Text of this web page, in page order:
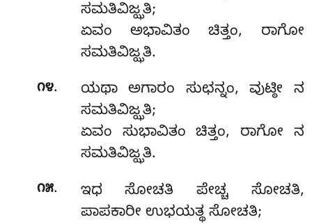
ಸಮತಿವಿಜ್ಝತಿ;
ಏವಂ ಅಭಾವಿತಂ ಚಿತ್ತಂ, ರಾಗೋ
ಸಮತಿವಿಜ್ಝತಿ.
೧೪. ಯಥಾಅಗಾರಂ ಸುಛನ್ನಂ, ವುಟ್ಠೀ ನ
ಸಮತಿವಿಜ್ಝತಿ;
ಏವಂ ಸುಭಾವಿತಂ ಚಿತ್ತಂ, ರಾಗೋ ನ
ಸಮತಿವಿಜ್ಝತಿ.
೧೫. ಇಧಸೋಚತಿ ಪೇಚ್ಚ ಸೋಚತಿ,
ಪಾಪಕಾರೀ ಉಭಯತ್ಥ ಸೋಚತಿ;